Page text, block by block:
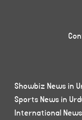
Showbiz News in
Sports News in
International